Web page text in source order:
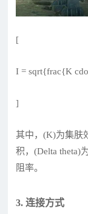
[
I = sqrt{frac{K
]
其中，(K)为集肤
积，(Delta theta)
阻率。
3. 连接方式